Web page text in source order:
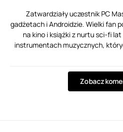
Zatwardziały uczestnik PC
gadżetach i Androidzie. Wielki fan
na kino i książki z nurtu sci-fi
instrumentach muzycznych,
Zobacz